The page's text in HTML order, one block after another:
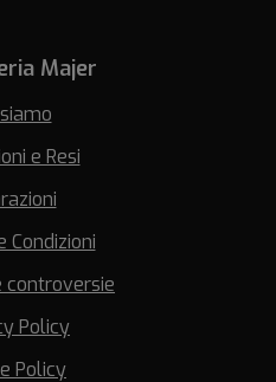
Majer
e Resi
Condizioni
controversie
Policy
Policy